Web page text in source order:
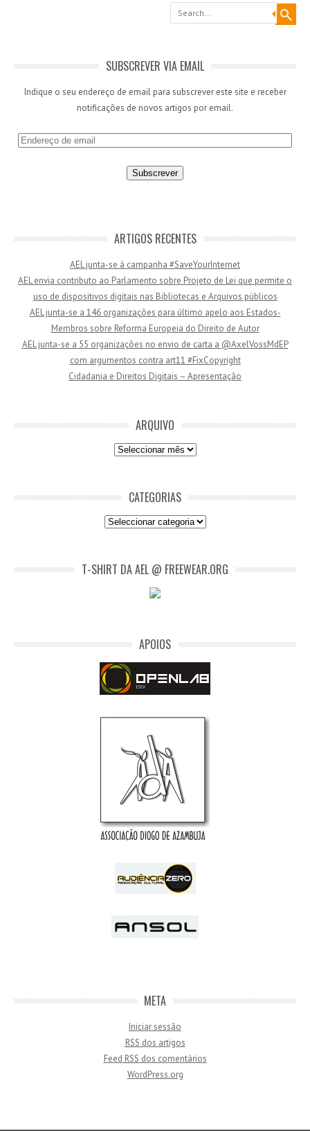
Search
SUBSCREVER VIA EMAIL
Indique o seu endereço de email para subscrever este site e receber
notificações de novos artigos por email.
E
e
ARTIGOS RECENTES
AEL junta-se à campanha #SaveYourInternet
AEL envia contributo ao Parlamento sobre Projeto de Lei que permite o
uso de dispositivos digitais nas Bibliotecas e Arquivos públicos
AEL junta-se a 146 organizações para último apelo aos Estados-
Membros sobre Reforma Europeia do Direito de Autor
AEL junta-se a 55 organizações no envio de carta a @AxelVossMdEP
com argumentos contra art11 #FixCopyright
Cidadania e Direitos Digitais – Apresentação
ARQUIVO
Arquivo
CATEGORIAS
Categorias
T-SHIRT DA AEL @ FREEWEAR.ORG
APOIOS
META
Iniciar sessão
RSS dos artigos
Feed RSS dos comentários
WordPress.org